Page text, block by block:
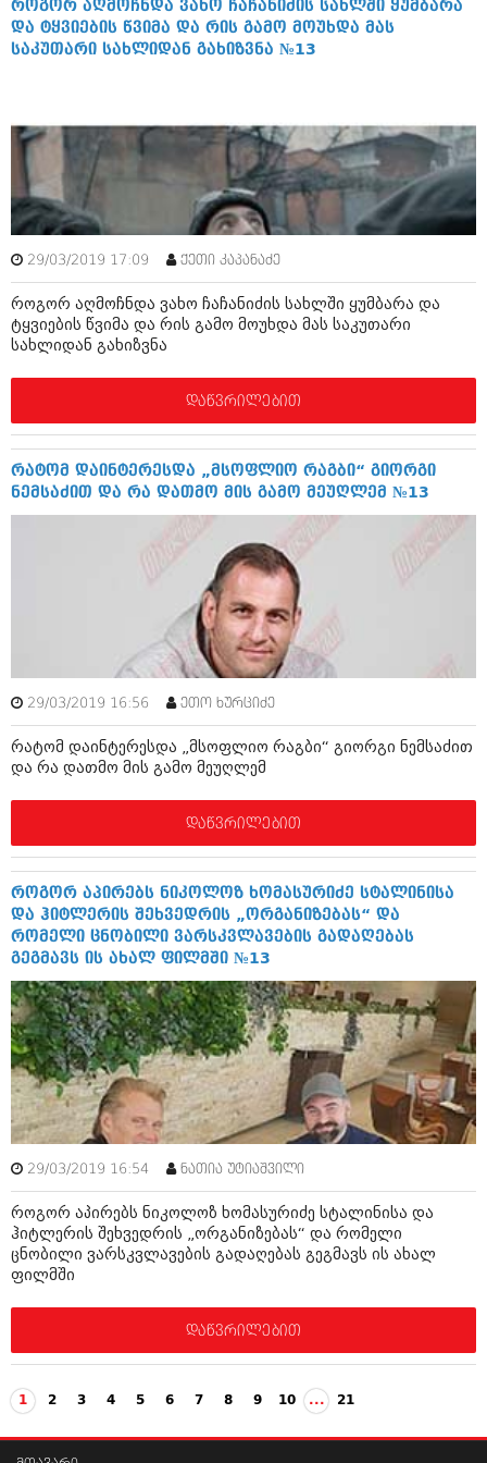
აპრილი 2012 (294)
მარტი 2012 (259)
ოქტომბერი 2011 (754)
სექტემბერი 2011 (407)
აგვისტო 2011 (249)
ივლისი 2011 (400)
ივნისი 2011 (438)
მაისი 2011 (415)
აპრილი 2011 (294)
მარტი 2011 (654)
თებერვალი 2011 (329)
იანვარი 2011 (647)
(157)
ოქტომბერი 2010 (341)
სექტემბერი 2010 (449)
აგვისტო 2010 (461)
ივლისი 2010 (556)
ივნისი 2010 (685)
მაისი 2010 (232)
აპრილი 2010 (229)
მარტი 2010 (454)
თებერვალი 2010 (421)
იანვარი 2010 (422)
დეკემბერი 2009 (510)
ნოემბერი 2009 (308)
ოქტომბერი 2009 (382)
ივლისი 2009 (118)
თებერვალი 0216 (1)
დეკემბერი 0215 (1)
ოქტომბერი 0215 (1)
აგვისტო 0215 (2)
აგვისტო 0212 (1)
ნოემბერი 0201 (1)
როგორ აღმოჩნდა ვახო ჩაჩანიძის სახლში ყუმბარა
და ტყვიების წვიმა და რის გამო მოუხდა მას
საკუთარი სახლიდან გახიზვნა №13
29/03/2019 17:09 ქეთი კაპანაძე
როგორ აღმოჩნდა ვახო ჩაჩანიძის სახლში ყუმბარა და
ტყვიების წვიმა და რის გამო მოუხდა მას საკუთარი
სახლიდან გახიზვნა
დაწვრილებით
რატომ დაინტერესდა „მსოფლიო რაგბი“ გიორგი
ნემსაძით და რა დათმო მის გამო მეუღლემ №13
29/03/2019 16:56 ეთო ხურციძე
რატომ დაინტერესდა „მსოფლიო რაგბი“ გიორგი ნემსაძით
და რა დათმო მის გამო მეუღლემ
დაწვრილებით
როგორ აპირებს ნიკოლოზ ხომასურიძე სტალინისა
და ჰიტლერის შეხვედრის „ორგანიზებას“ და
რომელი ცნობილი ვარსკვლავების გადაღებას
გეგმავს ის ახალ ფილმში №13
29/03/2019 16:54 ნათია უტიაშვილი
როგორ აპირებს ნიკოლოზ ხომასურიძე სტალინისა და
ჰიტლერის შეხვედრის „ორგანიზებას“ და რომელი
ცნობილი ვარსკვლავების გადაღებას გეგმავს ის ახალ
ფილმში
დაწვრილებით
1 2 3 4 5 6 7 8 9 10 ... 21